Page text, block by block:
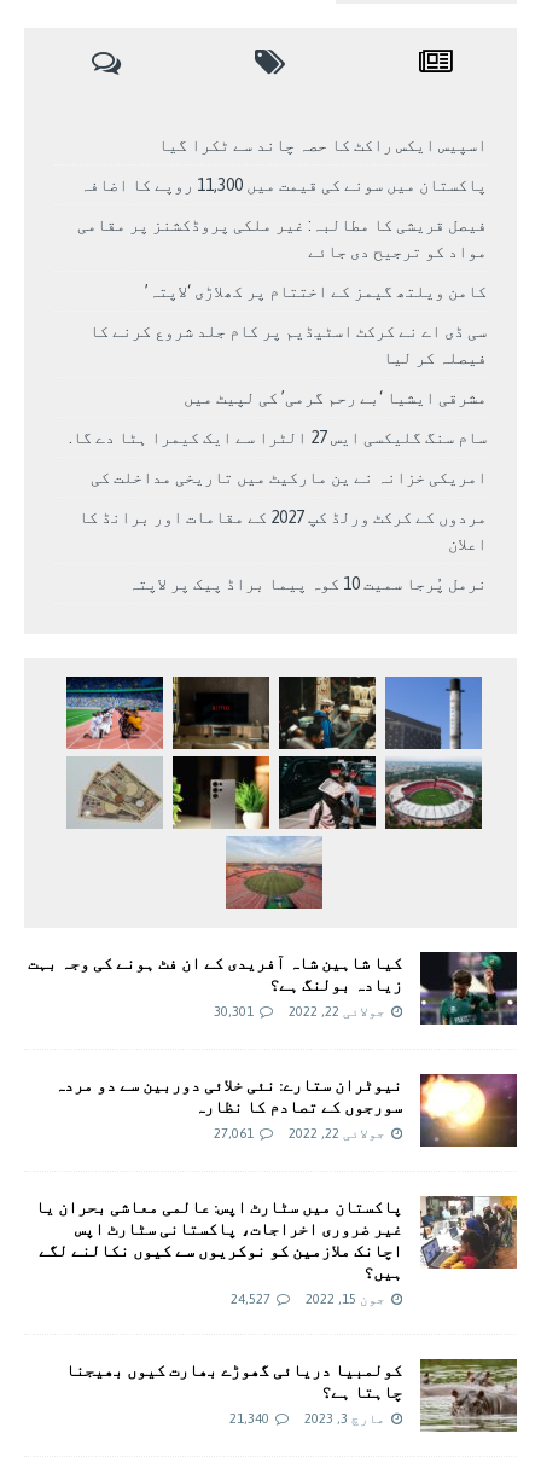
اسپیس ایکس راکٹ کا حصہ چاند سے ٹکرا گیا
پاکستان میں سونے کی قیمت میں 11,300 روپے کا اضافہ
فیصل قریشی کا مطالبہ: غیر ملکی پروڈکشنز پر مقامی
مواد کو ترجیح دی جائے
کامن ویلتھ گیمز کے اختتام پر کھلاڑی ‘لاپتہ’
سی ڈی اے نے کرکٹ اسٹیڈیم پر کام جلد شروع کرنے کا
فیصلہ کر لیا
مشرقی ایشیا ‘بے رحم گرمی’ کی لپیٹ میں
سام سنگ گلیکسی ایس 27 الٹرا سے ایک کیمرا ہٹا دے گا.
امریکی خزانہ نے ین مارکیٹ میں تاریخی مداخلت کی
مردوں کے کرکٹ ورلڈ کپ 2027 کے مقامات اور برانڈ کا
اعلان
نرمل پُرجا سمیت 10 کوہ پیما براڈ پیک پر لاپتہ
کیا شاہین شاہ آفریدی کے ان فٹ ہونے کی وجہ بہت
زیادہ بولنگ ہے؟
جولائی 22, 2022 30,301
نیوٹران ستارے: نئی خلائی دوربین سے دو مردہ
سورجوں کے تصادم کا نظارہ
جولائی 22, 2022 27,061
پاکستان میں سٹارٹ اپس: عالمی معاشی بحران یا
غیر ضروری اخراجات، پاکستانی سٹارٹ اپس
اچانک ملازمین کو نوکریوں سے کیوں نکالنے لگے
ہیں؟
جون 15, 2022 24,527
کولمبیا دریائی گھوڑے بھارت کیوں بھیجنا
چاہتا ہے؟
مارچ 3, 2023 21,340